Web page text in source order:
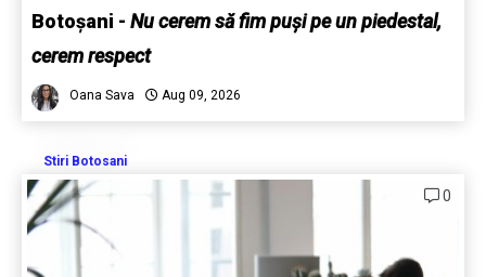
Botoșani - Nu cerem să fim puși pe un piedestal,
cerem respect
Oana Sava Aug 09, 2026
Stiri Botosani
0